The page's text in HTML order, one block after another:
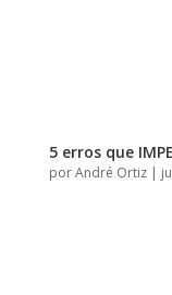
5 erros que
porAndré Ortiz|